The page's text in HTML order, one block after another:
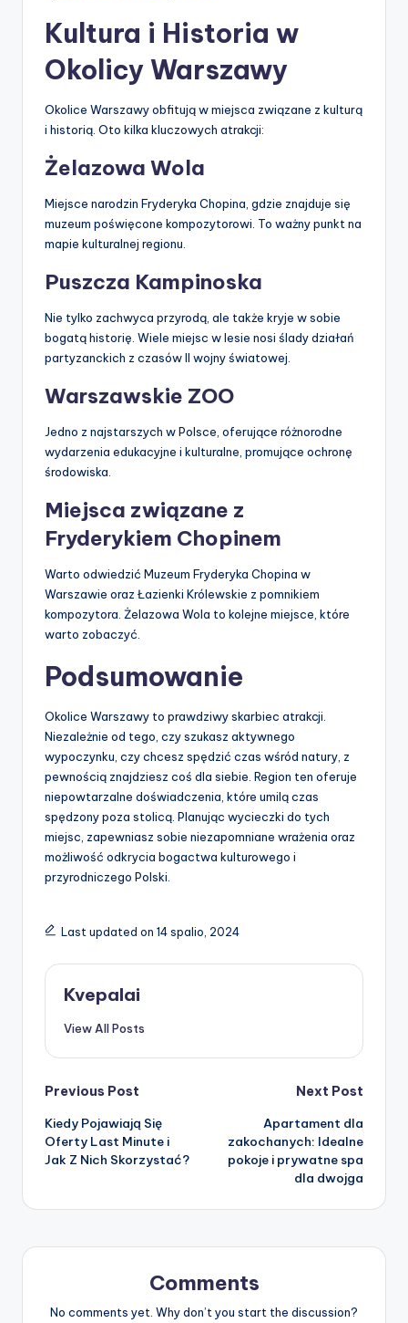
Kultura i Historia w
Okolicy Warszawy
Okolice Warszawy obfitują w miejsca związane z kulturą
i historią. Oto kilka kluczowych atrakcji:
Żelazowa Wola
Miejsce narodzin Fryderyka Chopina, gdzie znajduje się
muzeum poświęcone kompozytorowi. To ważny punkt na
mapie kulturalnej regionu.
Puszcza Kampinoska
Nie tylko zachwyca przyrodą, ale także kryje w sobie
bogatą historię. Wiele miejsc w lesie nosi ślady działań
partyzanckich z czasów II wojny światowej.
Warszawskie ZOO
Jedno z najstarszych w Polsce, oferujące różnorodne
wydarzenia edukacyjne i kulturalne, promujące ochronę
środowiska.
Miejsca związane z
Fryderykiem Chopinem
Warto odwiedzić Muzeum Fryderyka Chopina w
Warszawie oraz Łazienki Królewskie z pomnikiem
kompozytora. Żelazowa Wola to kolejne miejsce, które
warto zobaczyć.
Podsumowanie
Okolice Warszawy to prawdziwy skarbiec atrakcji.
Niezależnie od tego, czy szukasz aktywnego
wypoczynku, czy chcesz spędzić czas wśród natury, z
pewnością znajdziesz coś dla siebie. Region ten oferuje
niepowtarzalne doświadczenia, które umilą czas
spędzony poza stolicą. Planując wycieczki do tych
miejsc, zapewniasz sobie niezapomniane wrażenia oraz
możliwość odkrycia bogactwa kulturowego i
przyrodniczego Polski.
Last updated on 14 spalio, 2024
Kvepalai
View All Posts
Post
navigation
Previous Post
Kiedy Pojawiają Się
Oferty Last Minute i
Jak Z Nich Skorzystać?
Next Post
Apartament dla
zakochanych: Idealne
pokoje i prywatne spa
dla dwojga
Comments
No comments yet. Why don’t you start the discussion?